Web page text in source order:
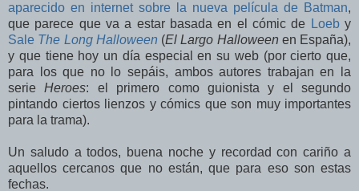
aparecido en internet sobre la nueva película de Batman,
que parece que va a estar basada en el cómic de Loeby
Sale The Long Halloween (El Largo Halloween en España),
y que tiene hoy un día especial en su web (por cierto que,
para los que no lo sepáis, ambos autores trabajan en la
serieHeroes: el primero como guionista y el segundo
pintando ciertos lienzos y cómics que son muy importantes
para la trama).
Un saludo a todos, buena noche y recordad con cariño a
aquellos cercanos que no están, que para eso son estas
fechas.